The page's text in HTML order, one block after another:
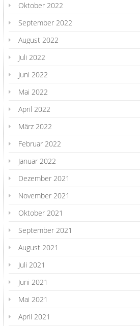
Oktober 2022
September 2022
August 2022
Juli 2022
Juni 2022
Mai 2022
April 2022
März 2022
Februar 2022
Januar 2022
Dezember 2021
November 2021
Oktober 2021
September 2021
August 2021
Juli 2021
Juni 2021
Mai 2021
April 2021